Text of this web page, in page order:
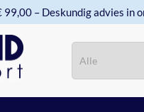
– Deskundig advies in